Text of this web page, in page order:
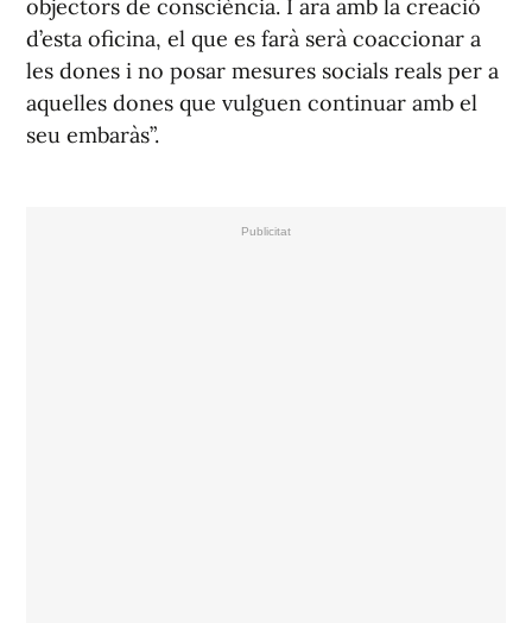
objectors de consciència. I ara amb la creació
d’esta oficina, el que es farà serà coaccionar a
les dones i no posar mesures socials reals per a
aquelles dones que vulguen continuar amb el
seu embaràs”.